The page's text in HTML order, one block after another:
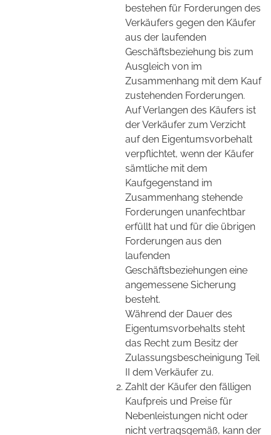
bestehen für Forderungen des
Verkäufers gegen den Käufer
aus der laufenden
Geschäftsbeziehung bis zum
Ausgleich von im
Zusammenhang mit dem Kauf
zustehenden Forderungen.
Auf Verlangen des Käufers ist
der Verkäufer zum Verzicht
auf den Eigentumsvorbehalt
verpflichtet, wenn der Käufer
sämtliche mit dem
Kaufgegenstand im
Zusammenhang stehende
Forderungen unanfechtbar
erfüllt hat und für die übrigen
Forderungen aus den
laufenden
Geschäftsbeziehungen eine
angemessene Sicherung
besteht.
Während der Dauer des
Eigentumsvorbehalts steht
das Recht zum Besitz der
Zulassungsbescheinigung Teil
II dem Verkäufer zu.
Zahlt der Käufer den fälligen
Kaufpreis und Preise für
Nebenleistungen nicht oder
nicht vertragsgemäß, kann der